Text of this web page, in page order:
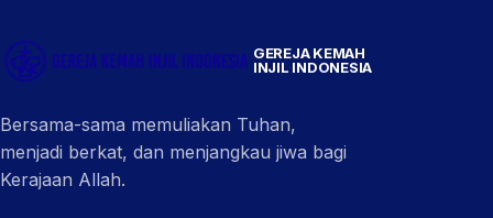
GEREJA KEMAH
INJIL INDONESIA
Bersama-sama memuliakan Tuhan,
menjadi berkat, dan menjangkau jiwa bagi
Kerajaan Allah.